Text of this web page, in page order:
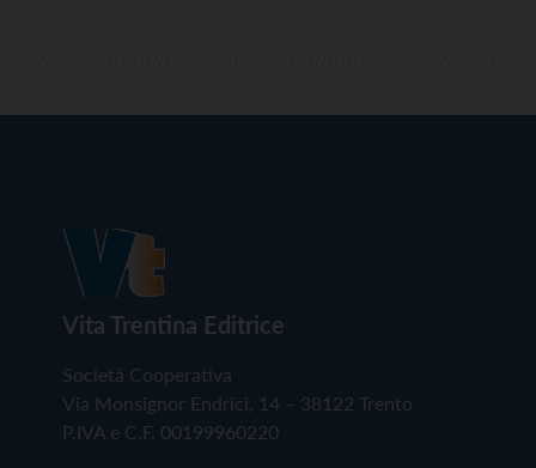
Vita Trentina Editrice
Società Cooperativa
Via Monsignor Endrici, 14 – 38122 Trento
P.IVA e C.F. 00199960220